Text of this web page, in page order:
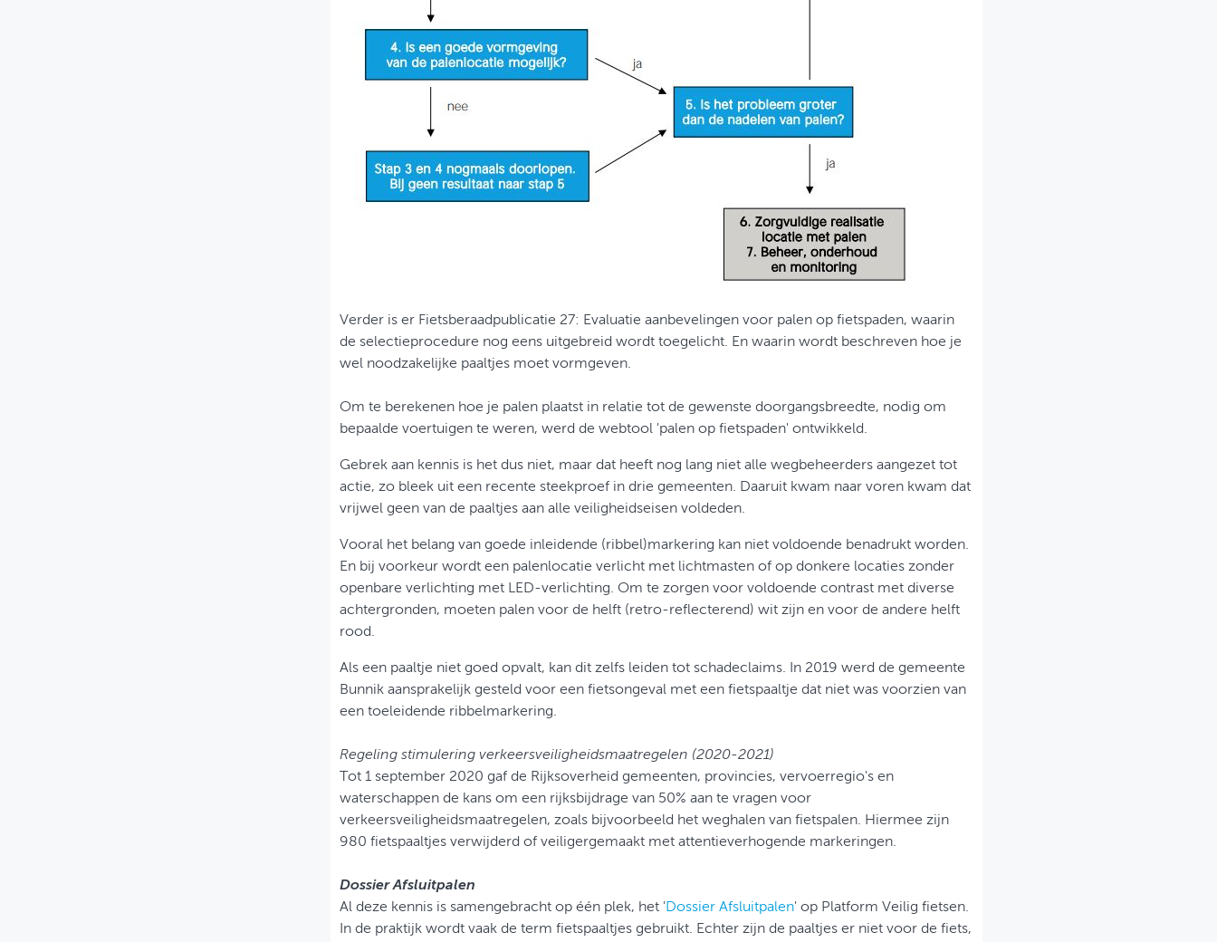
Verder is er Fietsberaadpublicatie 27: Evaluatie aanbevelingen voor palen op fietspaden, waarin
de selectieprocedure nog eens uitgebreid wordt toegelicht. En waarin wordt beschreven hoe je
wel noodzakelijke paaltjes moet vormgeven.
Om te berekenen hoe je palen plaatst in relatie tot de gewenste doorgangsbreedte, nodig om
bepaalde voertuigen te weren, werd de webtool 'palen op fietspaden' ontwikkeld.
Gebrek aan kennis is het dus niet, maar dat heeft nog lang niet alle wegbeheerders aangezet tot
actie, zo bleek uit een recente steekproef in drie gemeenten. Daaruit kwam naar voren kwam dat
vrijwel geen van de paaltjes aan alle veiligheidseisen voldeden.
Vooral het belang van goede inleidende (ribbel)markering kan niet voldoende benadrukt worden.
En bij voorkeur wordt een palenlocatie verlicht met lichtmasten of op donkere locaties zonder
openbare verlichting met LED-verlichting. Om te zorgen voor voldoende contrast met diverse
achtergronden, moeten palen voor de helft (retro-reflecterend) wit zijn en voor de andere helft
rood.
Als een paaltje niet goed opvalt, kan dit zelfs leiden tot schadeclaims. In 2019 werd de gemeente
Bunnik aansprakelijk gesteld voor een fietsongeval met een fietspaaltje dat niet was voorzien van
een toeleidende ribbelmarkering.
Regeling stimulering verkeersveiligheidsmaatregelen (2020-2021)
Tot 1 september 2020 gaf de Rijksoverheid gemeenten, provincies, vervoerregio's en
waterschappen de kans om een rijksbijdrage van 50% aan te vragen voor
verkeersveiligheidsmaatregelen, zoals bijvoorbeeld het weghalen van fietspalen. Hiermee zijn
980 fietspaaltjes verwijderd of veiligergemaakt met attentieverhogende markeringen.
Dossier Afsluitpalen
Al deze kennis is samengebracht op één plek, het 'Dossier Afsluitpalen' op Platform Veilig fietsen.
In de praktijk wordt vaak de term fietspaaltjes gebruikt. Echter zijn de paaltjes er niet voor de fiets,